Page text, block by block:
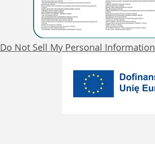
Do Not Sell My Personal Information